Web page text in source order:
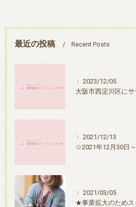
最近の投稿 Recent Posts
2023/12/05
2021/12/13
2021/03/05